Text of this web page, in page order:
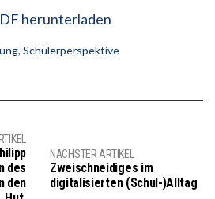
herunterladen
, Schülerperspektive
des
den
NÄCHSTER ARTIKEL
Zweischneidiges im
digitalisierten (Schul-)Alltag